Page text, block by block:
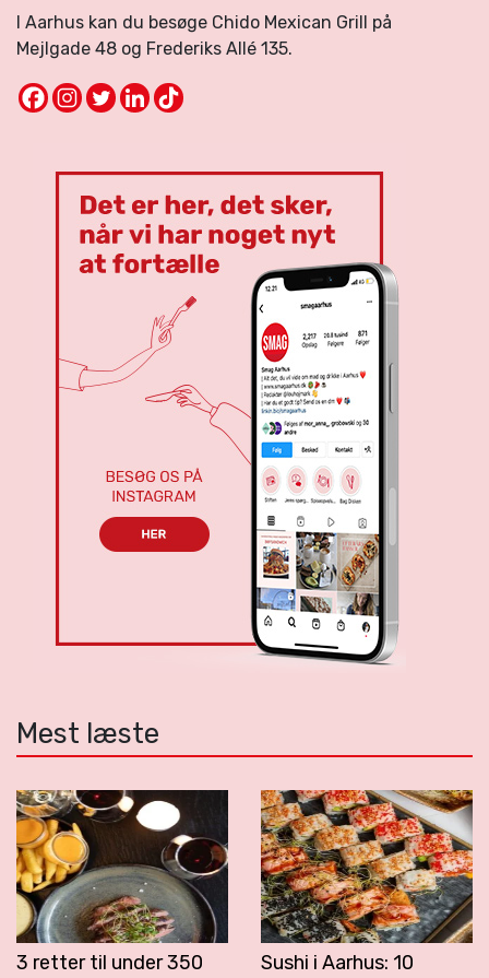
I Aarhus kan du besøge Chido Mexican Grill på
Mejlgade 48 og Frederiks Allé 135.
Mest læste
3 retter til under 350
Sushi i Aarhus: 10